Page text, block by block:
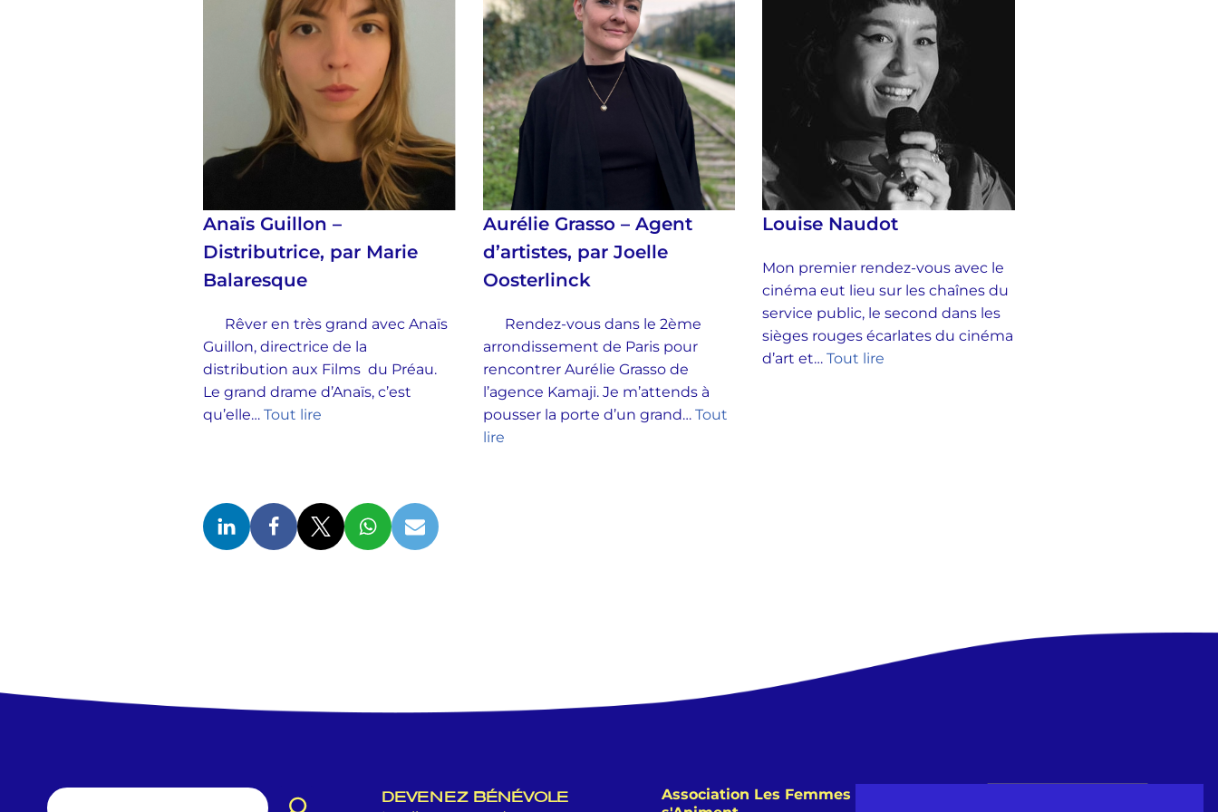
Anaïs Guillon –
Distributrice, par Marie
Balaresque
Rêver en très grand avec Anaïs
Guillon, directrice de la
distribution aux Films du Préau.
Le grand drame d’Anaïs, c’est
qu’elle… Tout lire
Aurélie Grasso – Agent
d’artistes, par Joelle
Oosterlinck
Rendez-vous dans le 2ème
arrondissement de Paris pour
rencontrer Aurélie Grasso de
l’agence Kamaji. Je m’attends à
pousser la porte d’un grand… Tout
lire
Louise Naudot
Mon premier rendez-vous avec le
cinéma eut lieu sur les chaînes du
service public, le second dans les
sièges rouges écarlates du cinéma
d’art et…Tout lire
DEVENEZ BÉNÉVOLE
Association Les Femmes